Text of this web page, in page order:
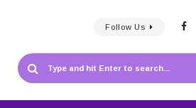
Follow Us